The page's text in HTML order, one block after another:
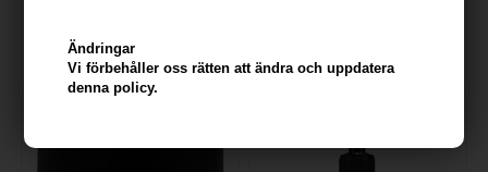
Ändringar
Vi förbehåller oss rätten att ändra och uppdatera
denna policy.